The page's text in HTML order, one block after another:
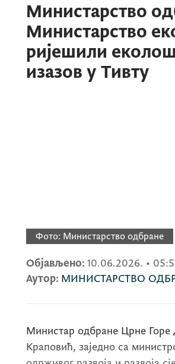
Министарство
Министарство
ријешили
изазов у Тивту
Фото: Министарство одбране
Објављено: 10.06.2026. •
Аутор: МИНИСТАРСТВО
Министар одбране Црне Горе
Краповић, заједно са